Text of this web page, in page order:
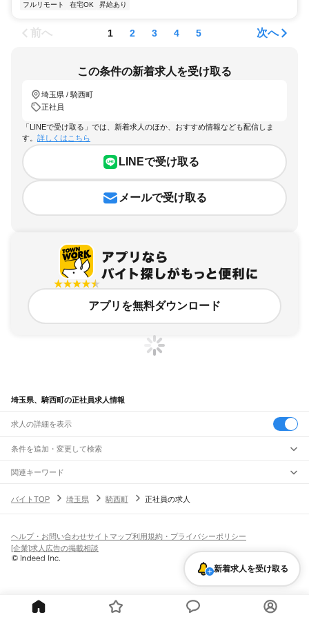
フルリモート 在宅OK 昇給あり
前へ 1 2 3 4 5 次へ
この条件の新着求人を受け取る
埼玉県 / 騎西町
正社員
「LINEで受け取る」では、新着求人のほか、おすすめ情報なども配信しま
す。 詳しくはこちら
LINEで受け取る
メールで受け取る
アプリを無料ダウンロード
埼玉県、騎西町の正社員求人情報
求人の詳細を表示
条件を追加・変更して検索
市区町村を追加・変更
埼玉県すべて
川越市熊谷市川口市行田市秩父市所沢市飯能市加須市本庄市東松山市
春日部市狭山市羽生市 草加市越谷市蕨市戸田市入間市
北本市 八潮市富士見市 三郷市蓮田市
ふじみ野市 白岡市
駅を追加・変更
東所沢駅新座駅 北朝霞駅 西浦和駅武蔵浦和駅 南浦和駅 東浦和駅
越谷レイクタウン駅
吉川駅
JR八高線(八王子～高麗川)
高麗川駅
明覚駅小川町駅 折原駅寄居駅 松久駅児玉駅
丹荘駅
飲食・フードサービス
飲食・フードサービス
ホールスタッフ
皿洗い・洗い場精肉・鮮魚加工
バー（BAR）・バーテンダー
飲食店（店長・マネージャー）
営業・販売
特徴を追加・変更
人気
髪型・髪色自由ひげOKネイルOK
留学生・外国人活躍中
短期 単発・1日OK
期間限定（春夏冬休み等）
契約社員
関連キーワード
埼玉県 正社員 社員埼玉県 正社員 正職員
バイトTOP 埼玉県 騎西町 正社員の求人
新着求人を受け取る
ヘルプ・お問い合わせサイトマップ利用規約・プライバシーポリシー
[企業]求人広告の掲載相談